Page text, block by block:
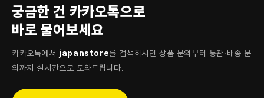
궁금한 건 카카오톡으로
바로 물어보세요
카카오톡에서 japanstore를 검색하시면 상품 문의부터 통관·배송 문
의까지 실시간으로 도와드립니다.